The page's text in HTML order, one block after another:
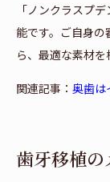
「ノンクラスプ
能です。ご自身
ら、最適な素材を
関連記事： 奥歯は
歯牙移植の